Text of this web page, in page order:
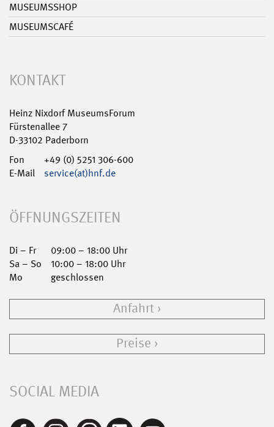
MUSEUMSSHOP
MUSEUMSCAFÉ
KONTAKT
Heinz Nixdorf MuseumsForum
Fürstenallee 7
D-33102 Paderborn
Fon
+49 (0) 5251 306-600
E-Mail
service(at)hnf.de
ÖFFNUNGSZEITEN
Di – Fr
09:00 – 18:00 Uhr
Sa – So
10:00 – 18:00 Uhr
Mo
geschlossen
Anfahrt
Preise
SOCIAL MEDIA